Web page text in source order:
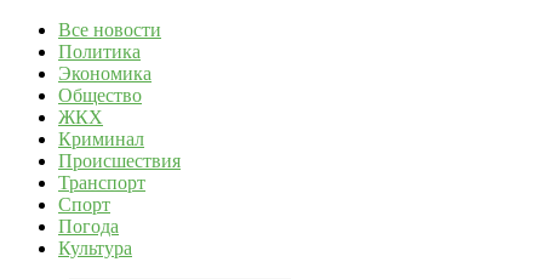
Все новости
Политика
Экономика
Общество
ЖКХ
Криминал
Происшествия
Транспорт
Спорт
Погода
Культура